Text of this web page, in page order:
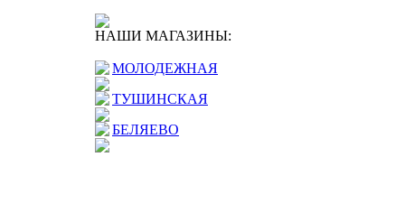
НАШИ МАГАЗИНЫ:
МОЛОДЕЖНАЯ
ТУШИНСКАЯ
БЕЛЯЕВО